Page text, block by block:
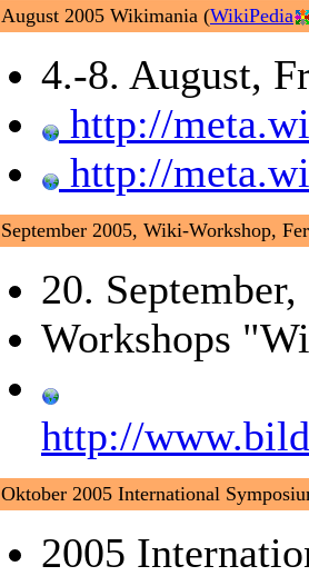
August 2005 Wikimania (WikiPedia
4.-8. August,
http://
http://
September 2005, Wiki-Workshop,
20.
Workshops
http://
Oktober 2005 International
2005